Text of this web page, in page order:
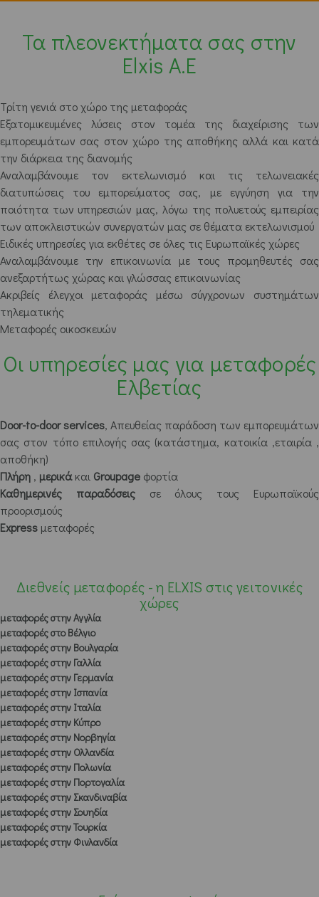
Τα πλεονεκτήματα σας στην
Elxis A.E
Τρίτη γενιά στο χώρο της μεταφοράς
Εξατομικευμένες λύσεις στον τομέα της διαχείρισης των
εμπορευμάτων σας στον χώρο της αποθήκης αλλά και κατά
την διάρκεια της διανομής
Αναλαμβάνουμε τον εκτελωνισμό και τις τελωνειακές
διατυπώσεις του εμπορεύματος σας, με εγγύηση για την
ποιότητα των υπηρεσιών μας, λόγω της πολυετούς εμπειρίας
των αποκλειστικών συνεργατών μας σε θέματα εκτελωνισμού
Ειδικές υπηρεσίες για εκθέτες σε όλες τις Ευρωπαϊκές χώρες
Αναλαμβάνουμε την επικοινωνία με τους προμηθευτές σας
ανεξαρτήτως χώρας και γλώσσας επικοινωνίας
Ακριβείς έλεγχοι μεταφοράς μέσω σύγχρονων συστημάτων
τηλεματικής
Μεταφορές οικοσκευών
Οι υπηρεσίες μας για μεταφορές
Ελβετίας
Door-to-door services, Απευθείας παράδοση των εμπορευμάτων
σας στον τόπο επιλογής σας (κατάστημα, κατοικία ,εταιρία ,
αποθήκη)
Πλήρη , μερικάκαι Groupage φορτία
Καθημερινές παραδόσειςσε όλους τους Ευρωπαϊκούς
προορισμούς
Express μεταφορές
Διεθνείς μεταφορές - η ELXIS στις γειτονικές
χώρες
μεταφορές στην Αγγλία
μεταφορές στο Βέλγιο
μεταφορές στην Βουλγαρία
μεταφορές στην Γαλλία
μεταφορές στην Γερμανία
μεταφορές στην Ισπανία
μεταφορές στην Ιταλία
μεταφορές στην Κύπρο
μεταφορές στην Νορβηγία
μεταφορές στην Ολλανδία
μεταφορές στην Πολωνία
μεταφορές στην Πορτογαλία
μεταφορές στην Σκανδιναβία
μεταφορές στην Σουηδία
μεταφορές στην Τουρκία
μεταφορές στην Φινλανδία